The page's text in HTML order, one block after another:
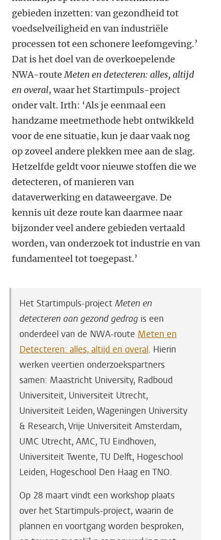
gebieden inzetten: van gezondheid tot
voedselveiligheid en van industriële
processen tot een schonere leefomgeving.’
Dat is het doel van de overkoepelende
NWA-routeMeten en detecteren: alles, altijd
en overal, waar het Startimpuls-project
onder valt. Irth: ‘Als je eenmaal een
handzame meetmethode hebt ontwikkeld
voor de ene situatie, kun je daar vaak nog
op zoveel andere plekken mee aan de slag.
Hetzelfde geldt voor nieuwe stoffen die we
detecteren, of manieren van
dataverwerking en dataweergave. De
kennis uit deze route kan daarmee naar
bijzonder veel andere gebieden vertaald
worden, van onderzoek tot industrie en van
fundamenteel tot toegepast.’
Het Startimpuls-project Meten en
detecteren aan gezond gedrag is een
onderdeel van de NWA-route Meten en
Detecteren: alles, altijd en overal. Hierin
werken veertien onderzoekspartners
samen: Maastricht University, Radboud
Universiteit, Universiteit Utrecht,
Universiteit Leiden, Wageningen University
& Research, Vrije Universiteit Amsterdam,
UMC Utrecht, AMC, TU Eindhoven,
Universiteit Twente, TU Delft, Hogeschool
Leiden, Hogeschool Den Haag en TNO.
Op 28 maart vindt een workshop plaats
over het Startimpuls-project, waarin de
plannen en voortgang worden besproken,